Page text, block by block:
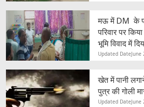
मऊ में DM के
परिवार पर
भूमि विवाद में
Updated DateJune
खेत में पानी
पुत्र की गोली
Updated DateJune